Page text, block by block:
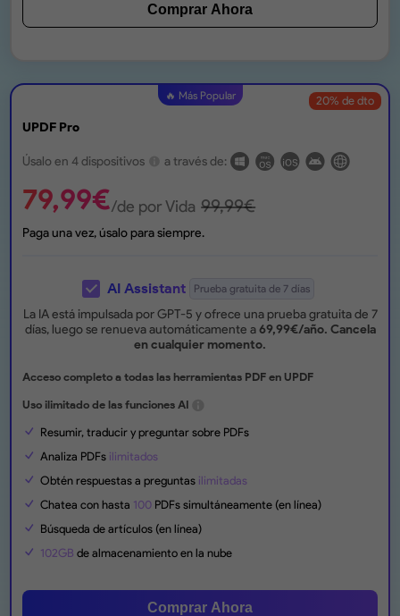
Comprar Ahora
🔥 Más Popular
UPDF Pro
20% de dto
Úsalo en 4 dispositivos a través de:
79,99€/de por Vida 99,99€
Paga una vez, úsalo para siempre.
AI Assistant Prueba gratuita de 7 días
La IA está impulsada por GPT-5 y ofrece una prueba gratuita de 7
días, luego se renueva automáticamente a69,99€/año. Cancela
en cualquier momento.
Acceso completo a todas las herramientas PDF en UPDF
Uso ilimitado de las funciones AI
Resumir, traducir y preguntar sobre PDFs
Analiza PDFs ilimitados
Obtén respuestas a preguntas ilimitadas
Chatea con hasta 100 PDFs simultáneamente (en línea)
Búsqueda de artículos (en línea)
102GB de almacenamiento en la nube
Comprar Ahora